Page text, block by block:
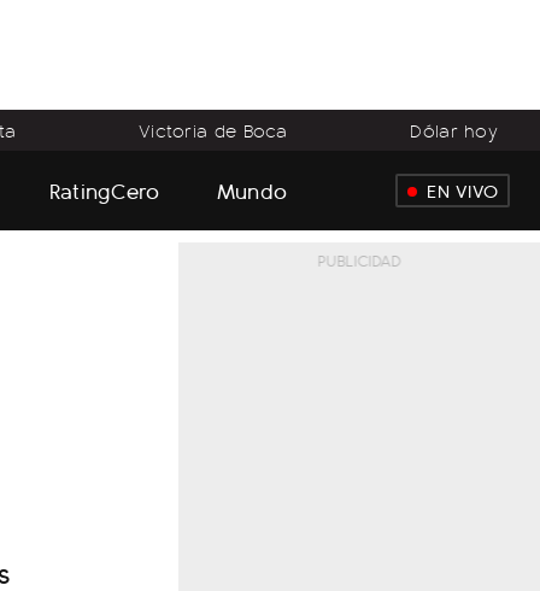
Victoria de Boca Dólar hoy
RatingCero Mundo EN VIVO